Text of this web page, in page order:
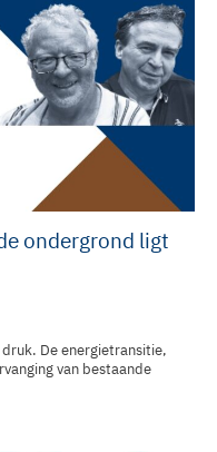
ondergrond ligt
De energietransitie,
van bestaande